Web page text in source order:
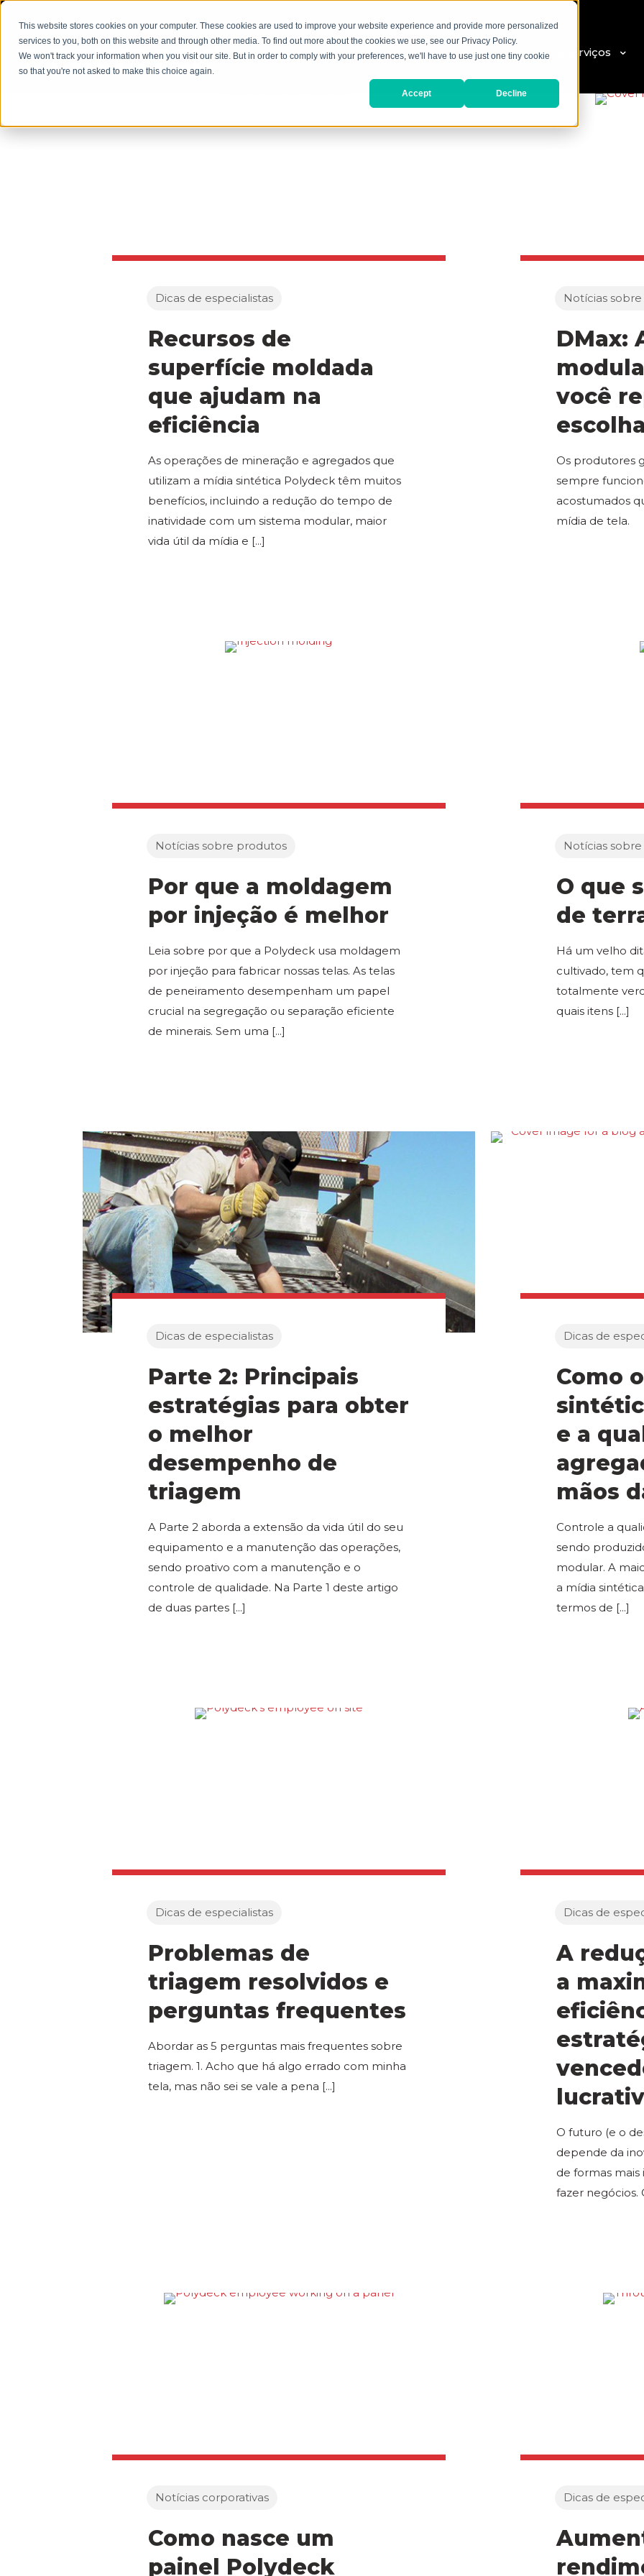
This website stores cookies on your computer. These cookies are used to improve your website experience and provide more personalized
services to you, both on this website and through other media. To find out more about the cookies we use, see our Privacy Policy.
We won't track your information when you visit our site. But in order to comply with your preferences, we'll have to use just one tiny cookie
so that you're not asked to make this choice again.
Accept Decline
Nossos produtos Nossos serviços
Dicas de especialistas
Recursos de
superfície moldada
que ajudam na
eficiência
As operações de mineração e agregados que
utilizam a mídia sintética Polydeck têm muitos
benefícios, incluindo a redução do tempo de
inatividade com um sistema modular, maior
vida útil da mídia e [...]
Notícias
DMax:
você
Os produtores
sempre
acostumados
mídia de tela.
Notícias sobre produtos
Por que a moldagem
por injeção é melhor
Leia sobre por que a Polydeck usa moldagem
por injeção para fabricar nossas telas. As telas
de peneiramento desempenham um papel
crucial na segregação ou separação eficiente
de minerais. Sem uma [...]
Notícias
O que
de
Há um velho
cultivado, tem
totalmente
quais itens [...]
Dicas de especialistas
Parte 2: Principais
estratégias para obter
o melhor
desempenho de
triagem
A Parte 2 aborda a extensão da vida útil do seu
equipamento e a manutenção das operações,
sendo proativo com a manutenção e o
controle de qualidade. Na Parte 1 deste artigo
de duas partes [...]
Dicas de
Como
e a
mãos
Controle a
sendo
modular. A
a mídia
termos de [...]
Dicas de especialistas
Problemas de
triagem resolvidos e
perguntas frequentes
Abordar as 5 perguntas mais frequentes sobre
triagem. 1. Acho que há algo errado com minha
tela, mas não sei se vale a pena [...]
Dicas de
A
a
O futuro (e o
depende da
de formas
fazer negócios.
Notícias corporativas
Como nasce um
painel Polydeck
Dicas de